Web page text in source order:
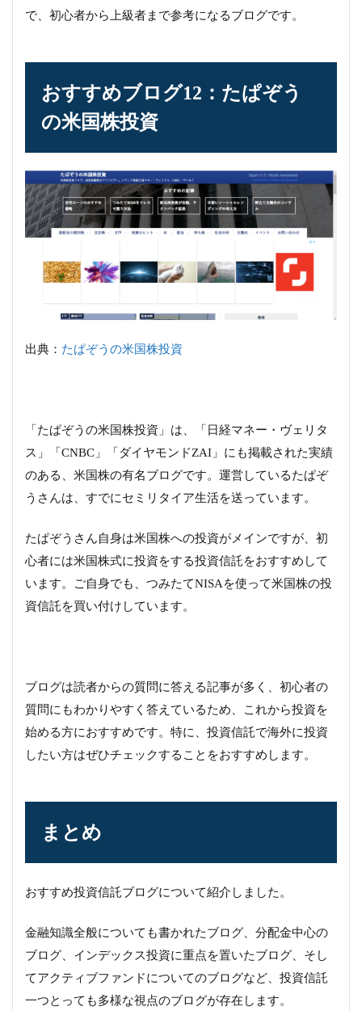
で、初心者から上級者まで参考になるブログです。
おすすめブログ12：たぱぞう
の米国株投資
出典： たぱぞうの米国株投資
「たぱぞうの米国株投資」は、「日経マネー・ヴェリタ
ス」「CNBC」「ダイヤモンドZAI」にも掲載された実績
のある、米国株の有名ブログです。運営しているたぱぞ
うさんは、すでにセミリタイア生活を送っています。
たぱぞうさん自身は米国株への投資がメインですが、初
心者には米国株式に投資をする投資信託をおすすめして
います。ご自身でも、つみたてNISAを使って米国株の投
資信託を買い付けしています。
ブログは読者からの質問に答える記事が多く、初心者の
質問にもわかりやすく答えているため、これから投資を
始める方におすすめです。特に、投資信託で海外に投資
したい方はぜひチェックすることをおすすめします。
まとめ
おすすめ投資信託ブログについて紹介しました。
金融知識全般についても書かれたブログ、分配金中心の
ブログ、インデックス投資に重点を置いたブログ、そし
てアクティブファンドについてのブログなど、投資信託
一つとっても多様な視点のブログが存在します。